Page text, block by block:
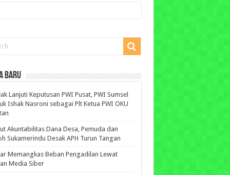
BARU
Lanjuti Keputusan PWI Pusat, PWI Sumsel
Ishak Nasroni sebagai Plt Ketua PWI OKU
Akuntabilitas Dana Desa, Pemuda dan
Sukamerindu Desak APH Turun Tangan
Memangkas Beban Pengadilan Lewat
Media Siber